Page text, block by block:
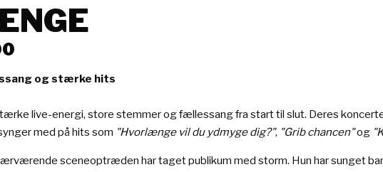
og stærke hits
live-energi, store stemmer og fællessang fra start til slut. Deres
med på hits som "Hvorlænge vil du ydmyge dig?", "Grib chancen"og
sceneoptræden har taget publikum med storm. Hun har sunget